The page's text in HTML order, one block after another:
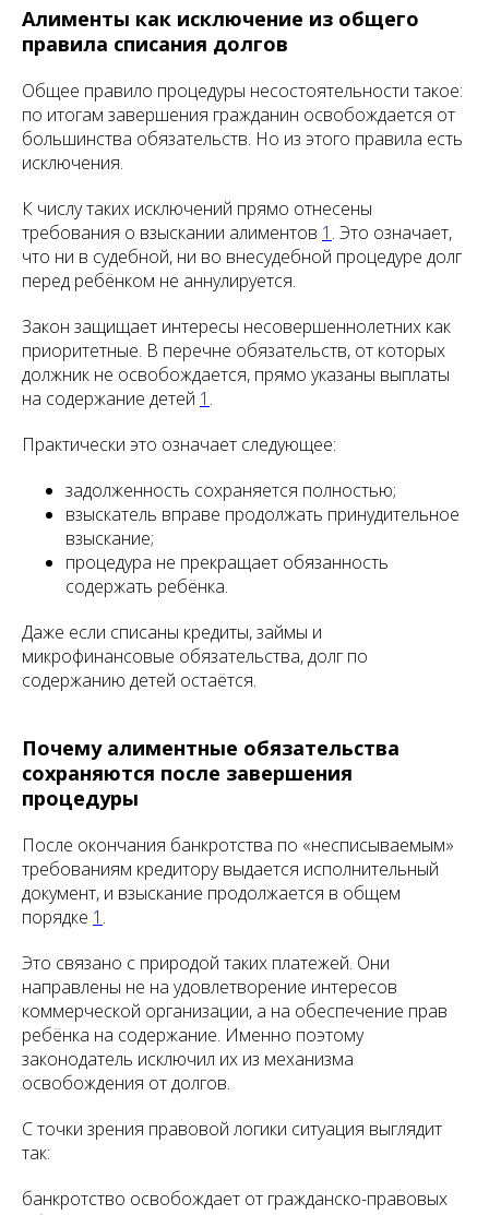
Алименты как исключение из общего
правила списания долгов
Общее правило процедуры несостоятельности такое:
по итогам завершения гражданин освобождается от
большинства обязательств. Но из этого правила есть
исключения.
К числу таких исключений прямо отнесены
требования о взыскании алиментов 1 . Это означает,
что ни в судебной, ни во внесудебной процедуре долг
перед ребёнком не аннулируется.
Закон защищает интересы несовершеннолетних как
приоритетные. В перечне обязательств, от которых
должник не освобождается, прямо указаны выплаты
на содержание детей 1 .
Практически это означает следующее:
задолженность сохраняется полностью;
взыскатель вправе продолжать принудительное
взыскание;
процедура не прекращает обязанность
содержать ребёнка.
Даже если списаны кредиты, займы и
микрофинансовые обязательства, долг по
содержанию детей остаётся.
Почему алиментные обязательства
сохраняются после завершения
процедуры
После окончания банкротства по «несписываемым»
требованиям кредитору выдается исполнительный
документ, и взыскание продолжается в общем
порядке 1 .
Это связано с природой таких платежей. Они
направлены не на удовлетворение интересов
коммерческой организации, а на обеспечение прав
ребёнка на содержание. Именно поэтому
законодатель исключил их из механизма
освобождения от долгов.
С точки зрения правовой логики ситуация выглядит
так:
банкротство освобождает от гражданско-правовых